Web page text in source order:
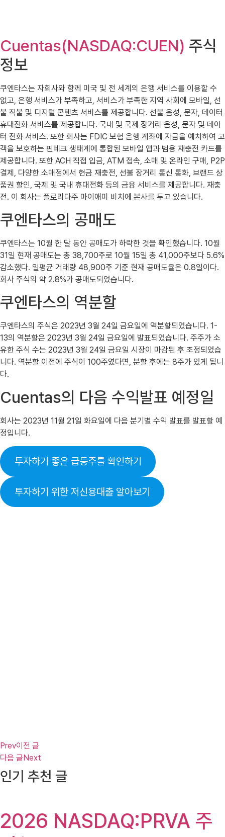
Cuentas(NASDAQ:CUEN) 주식
정보
쿠엔타스는 자회사와 함께 미국 및 전 세계의 은행 서비스를 이용할 수
없고, 은행 서비스가 부족하고, 서비스가 부족한 지역 사회에 모바일, 선
불 직불 및 디지털 콘텐츠 서비스를 제공합니다. 선불 음성, 문자, 데이터
휴대전화 서비스를 제공합니다. 국내 및 국제 장거리 음성, 문자 및 데이
터 전화 서비스. 또한 회사는 FDIC 보험 은행 계좌에 자금을 예치하여 고
객을 보호하는 핀테크 생태계에 통합된 모바일 앱과 범용 재충전 카드를
제공합니다. 또한 ACH 직접 입금, ATM 접속, 소매 및 온라인 구매, P2P
결제, 다양한 소매점에서 현금 재충전, 선불 장거리 통신 통화, 브랜드 상
품권 할인, 국제 및 국내 휴대전화 등의 금융 서비스를 제공합니다. 재충
전. 이 회사는 플로리다주 마이애미 비치에 본사를 두고 있습니다.
쿠엔타스의 공매도
쿠엔타스는 10월 한 달 동안 공매도가 하락한 것을 확인했습니다. 10월
31일 현재 공매도는 총 38,700주로 10월 15일 총 41,000주보다 5.6%
감소했다. 일평균 거래량 48,900주 기준 현재 공매도율은 0.8일이다.
회사 주식의 약 2.8%가 공매도되었습니다.
쿠엔타스의 역분할
쿠엔타스의 주식은 2023년 3월 24일 금요일에 역분할되었습니다. 1-
13의 역분할은 2023년 3월 24일 금요일에 발표되었습니다. 주주가 소
유한 주식 수는 2023년 3월 24일 금요일 시장이 마감된 후 조정되었습
니다. 역분할 이전에 주식이 100주였다면, 분할 후에는 8주가 있게 됩니
다.
Cuentas의 다음 수익발표 예정일
회사는 2023년 11월 21일 화요일에 다음 분기별 수익 발표를 발표할 예
정입니다.
투자하기 좋은 급등주를 확인하기
투자하기 위한 저신용대출 알아보기
Prev이전 글
다음 글Next
인기 추천 글
2026 NASDAQ:PRVA 주